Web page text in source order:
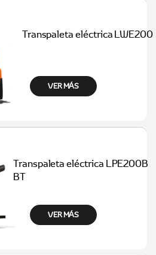
Transpaleta eléctrica LWE200
VER MÁS
Transpaleta eléctrica LPE200B
BT
VER MÁS